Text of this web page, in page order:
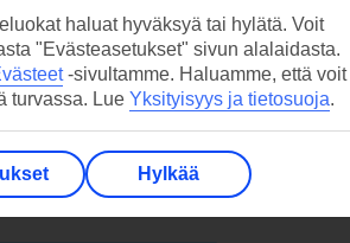
tarjonta järjestetyille reissuille
haluat hyväksyä tai hylätä. Voit
"Evästeasetukset" sivun alalaidasta.
-sivultamme. Haluamme, että voit
turvassa. Lue Yksityisyys ja tietosuoja.
Hylkää